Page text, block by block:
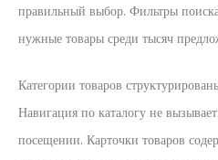
правильный выбор. Фильтры
нужные товары среди тысяч
Категории товаров
Навигация по каталогу не
посещении. Карточки товаров